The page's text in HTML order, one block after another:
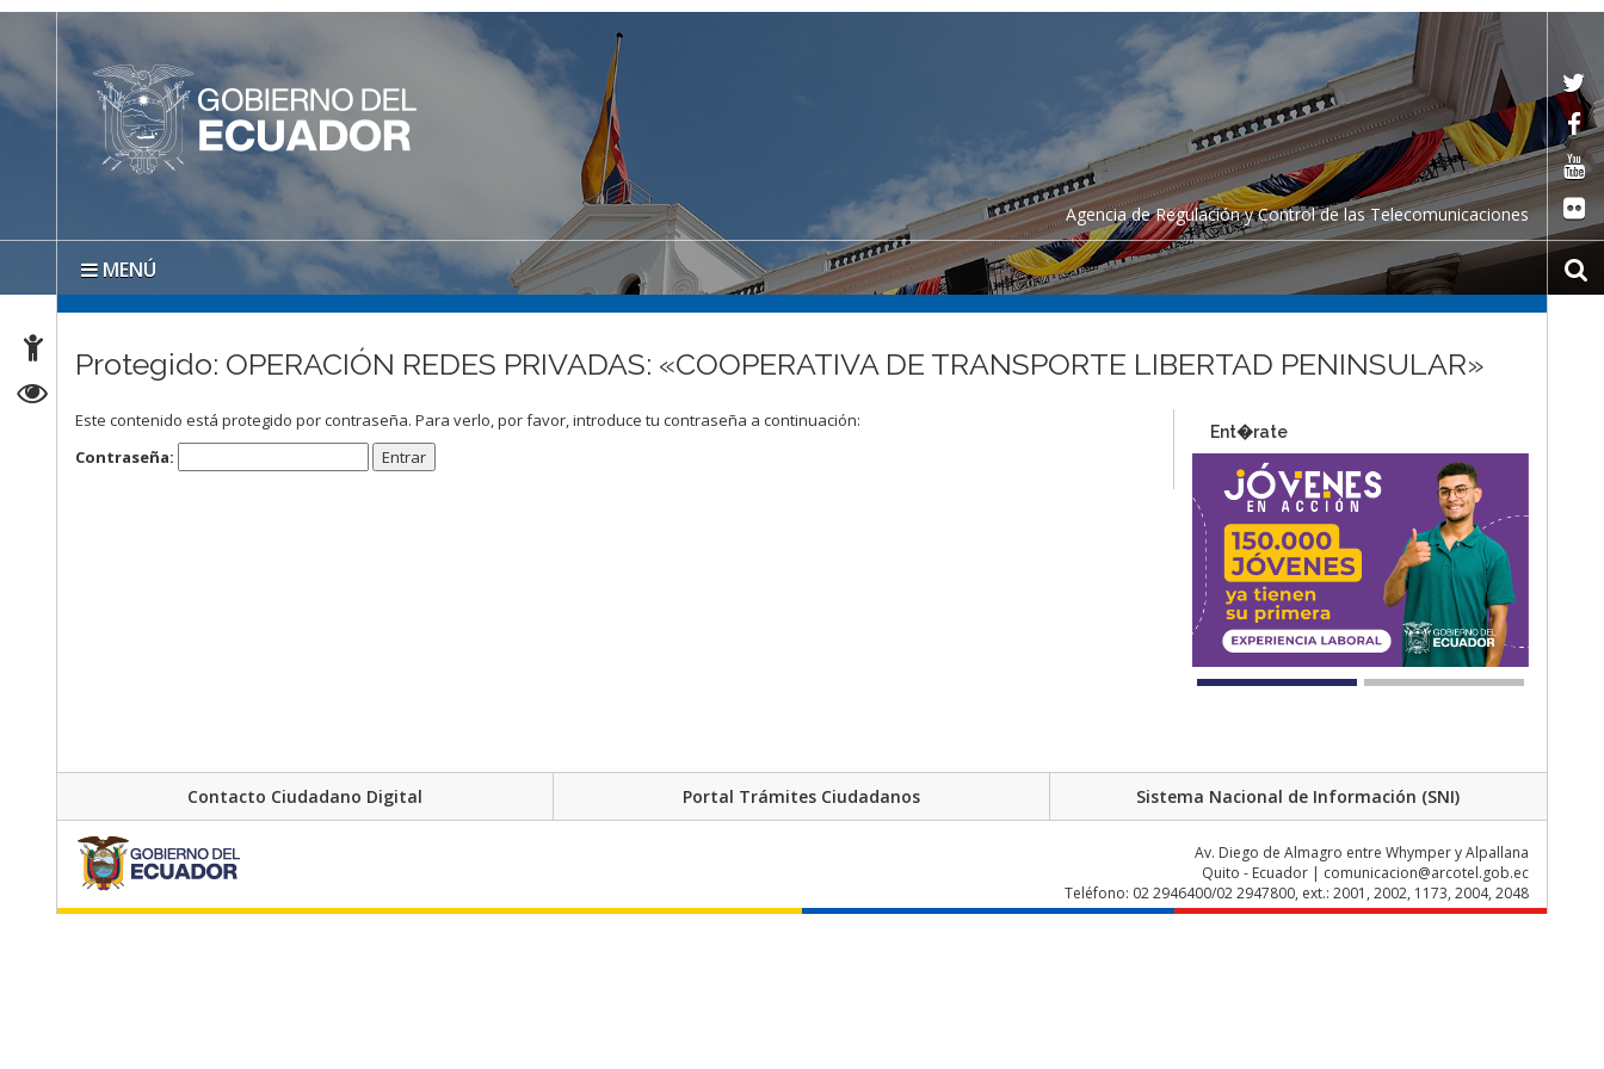
Agencia de Regulación y Control de las Telecomunicaciones
MENÚ
Protegido: OPERACIÓN REDES PRIVADAS: «COOPERATIVA DE TRANSPORTE LIBERTAD PENINSULAR»
Este contenido está protegido por contraseña. Para verlo, por favor, introduce tu contraseña a continuación:
Contraseña:
Ent�rate
Contacto Ciudadano Digital Portal Trámites Ciudadanos Sistema Nacional de Información (SNI)
Av. Diego de Almagro entre Whymper y Alpallana
Quito - Ecuador | comunicacion@arcotel.gob.ec
Teléfono: 02 2946400/02 2947800, ext.: 2001, 2002, 1173, 2004, 2048